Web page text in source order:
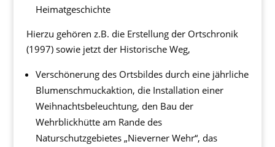
Heimatgeschichte
Hierzu gehören z.B. die Erstellung der Ortschronik
(1997) sowie jetzt der Historische Weg,
Verschönerung des Ortsbildes durch eine jährliche
Blumenschmuckaktion, die Installation einer
Weihnachtsbeleuchtung, den Bau der
Wehrblickhütte am Rande des
Naturschutzgebietes „Nieverner Wehr“, das